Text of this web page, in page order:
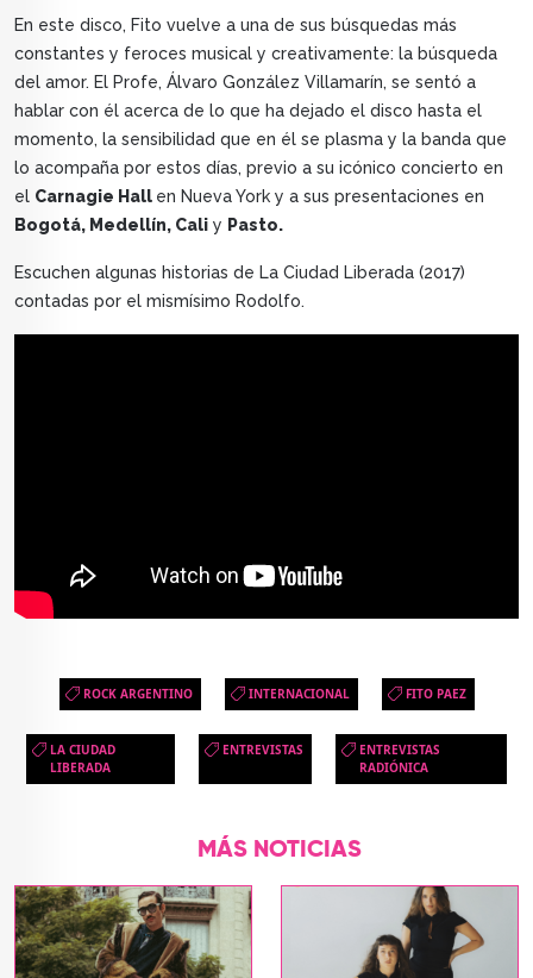
En este disco, Fito vuelve a una de sus búsquedas más
constantes y feroces musical y creativamente: la búsqueda
del amor. El Profe, Álvaro González Villamarín, se sentó a
hablar con él acerca de lo que ha dejado el disco hasta el
momento, la sensibilidad que en él se plasma y la banda que
lo acompaña por estos días, previo a su icónico concierto en
el Carnagie Hall en Nueva York y a sus presentaciones en
Bogotá, Medellín, Cali y Pasto.
Escuchen algunas historias de La Ciudad Liberada (2017)
contadas por el mismísimo Rodolfo.
ROCK ARGENTINO INTERNACIONAL FITO PAEZ
LA CIUDAD
LIBERADA
ENTREVISTAS
ENTREVISTAS
RADIÓNICA
MÁS NOTICIAS